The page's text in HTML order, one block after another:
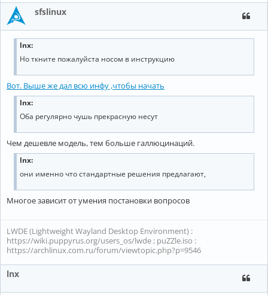
sfslinux
lnx:
Но ткните пожалуйста носом в инструкцию
Вот. Выше же дал всю инфу ,чтобы начать
lnx:
Оба регулярно чушь прекрасную несут
Чем дешевле модель, тем больше галлюцинаций.
lnx:
они именно что стандартные решения предлагают,
Многое зависит от умения постановки вопросов
LWDE (Lightweight Wayland Desktop Environment) :
https://wiki.puppyrus.org/users_os/lwde ; puZZle.iso :
https://archlinux.com.ru/forum/viewtopic.php?p=9546
lnx